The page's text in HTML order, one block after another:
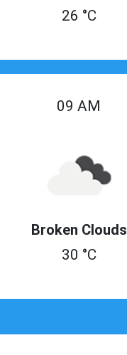
26 °C
09 AM
Broken Clouds
30 °C